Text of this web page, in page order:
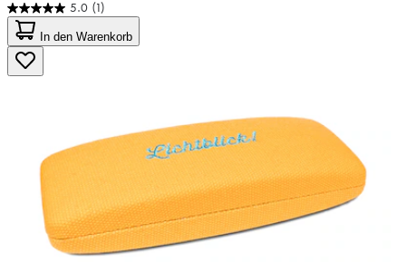
5.0 (1)
5.0
von
5
Sternen.
1
In den Warenkorb